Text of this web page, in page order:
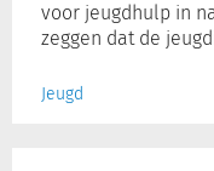
voor jeugdhulp in
zeggen dat de
Jeugd